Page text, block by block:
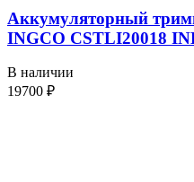
Аккумуляторный
INGCO CSTLI20018
В наличии
19700 ₽